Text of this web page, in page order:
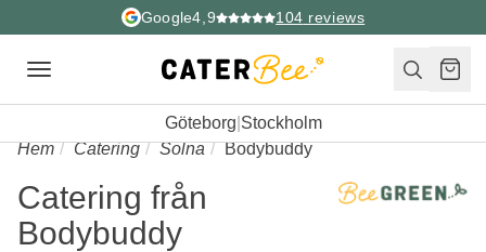
Google4,9 104 reviews
Toggle
Göteborg Stockholm
Hem
Catering Solna Bodybuddy
Catering från
Bodybuddy